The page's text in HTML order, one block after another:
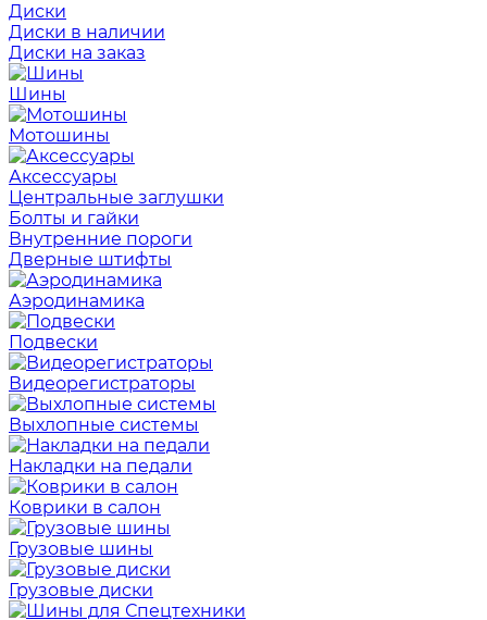
Диски
Диски в наличии
Диски на заказ
Шины
Мотошины
Аксессуары
Центральные заглушки
Болты и гайки
Внутренние пороги
Дверные штифты
Аэродинамика
Подвески
Видеорегистраторы
Выхлопные системы
Накладки на педали
Коврики в салон
Грузовые шины
Грузовые диски